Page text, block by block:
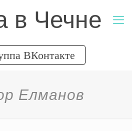
в Чечне
ВКонтакте
Елманов